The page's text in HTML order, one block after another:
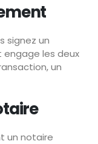
signez un
les deux
un
un notaire